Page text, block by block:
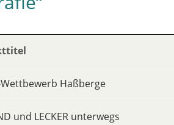
Haßberge
und LECKER unterwegs